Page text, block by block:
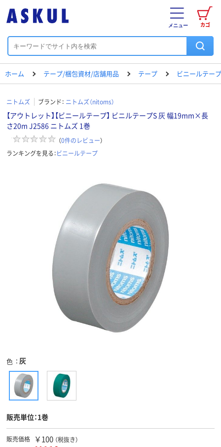
カゴ
メニュー
ホーム テープ/梱包資材/店舗用品 テープ ビニールテープ
ニトムズ ブランド： ニトムズ（nitoms）
【アウトレット】【ビニールテープ】 ビニルテープS 灰 幅19mm×長
さ20m J2586 ニトムズ 1巻
（0件のレビュー）
ランキングを見る：ビニールテープ
色 灰
販売単位：1巻
販売価格 ￥100 （税抜き）